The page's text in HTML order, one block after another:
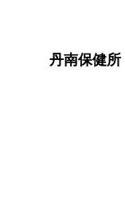
丹南保健所